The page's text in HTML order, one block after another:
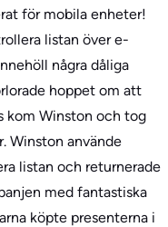
för mobila enheter!
listan över e-
några dåliga
hoppet om att
kom Winston och tog
Winston använde
listan och returnerade
med fantastiska
köpte presenterna i